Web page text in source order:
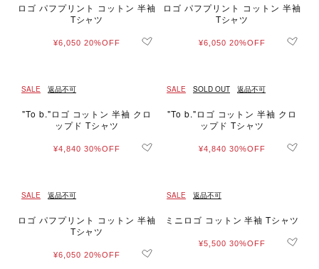
ロゴ パフプリント コットン 半袖
Tシャツ
¥6,050 20%OFF
ロゴ パフプリント コットン 半袖
Tシャツ
¥6,050 20%OFF
SALE 返品不可
"To b."ロゴ コットン 半袖 クロ
ップド Tシャツ
¥4,840 30%OFF
SALE SOLD OUT 返品不可
"To b."ロゴ コットン 半袖 クロ
ップド Tシャツ
¥4,840 30%OFF
SALE 返品不可
ロゴ パフプリント コットン 半袖
Tシャツ
¥6,050 20%OFF
SALE 返品不可
ミニロゴ コットン 半袖 Tシャツ
¥5,500 30%OFF